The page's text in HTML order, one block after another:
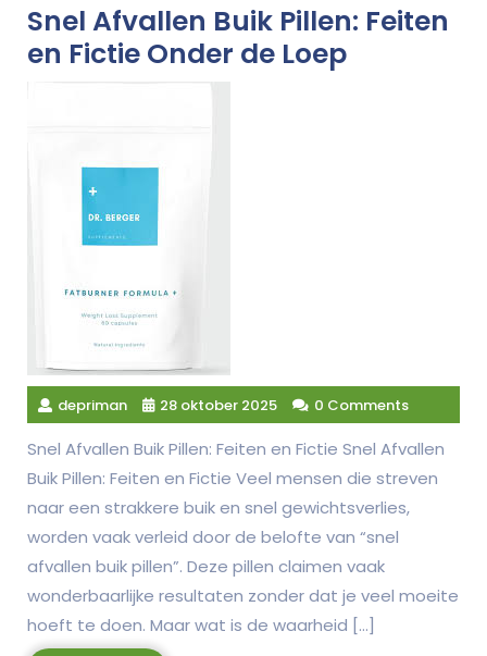
Snel Afvallen Buik Pillen: Feiten
en Fictie Onder de Loep
depriman 28 oktober 2025 0 Comments
Snel Afvallen Buik Pillen: Feiten en Fictie Snel Afvallen
Buik Pillen: Feiten en Fictie Veel mensen die streven
naar een strakkere buik en snel gewichtsverlies,
worden vaak verleid door de belofte van “snel
afvallen buik pillen”. Deze pillen claimen vaak
wonderbaarlijke resultaten zonder dat je veel moeite
hoeft te doen. Maar wat is de waarheid […]